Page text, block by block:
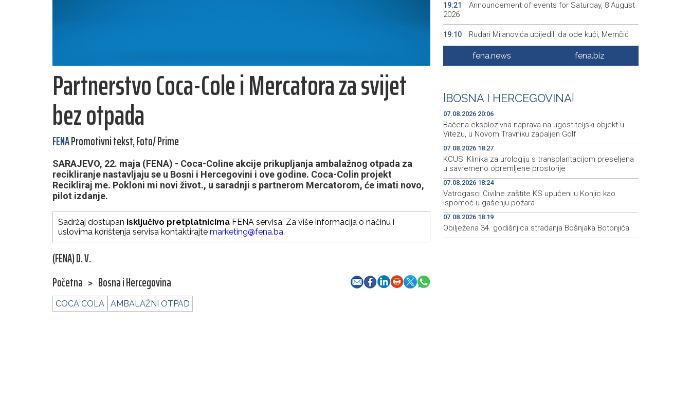
Partnerstvo Coca-Cole i Mercatora za svijet
bez otpada
FENAPromotivni tekst, Foto/ Prime
SARAJEVO, 22. maja (FENA) - Coca-Coline akcije prikupljanja ambalažnog otpada za
recikliranje nastavljaju se u Bosni i Hercegovini i ove godine. Coca-Colin projekt
Recikliraj me. Pokloni mi novi život., u saradnji s partnerom Mercatorom, će imati novo,
pilot izdanje.
Sadržaj dostupan isključivo pretplatnicima FENA servisa. Za više informacija o načinu i
uslovima korištenja servisa kontaktirajte marketing@fena.ba.
(FENA) D. V.
Početna > Bosna i Hercegovina
COCA COLA AMBALAŽNI OTPAD
19:21
Announcement of events for Saturday, 8 August
2026
19:10
Rudari Milanovića ubijedili da ode kući, Memčić
se već ponovo vratio u jamu 'Raspotočje'
Sarajevo Film Festival presents Kinoscope and
19:00 Najave događaja za 8. 8. 2026. godine (subota)
fena.news fena.biz
BOSNA I HERCEGOVINA
07.08.2026 20:06
Bačena eksplozivna naprava na ugostiteljski objekt u
Vitezu, u Novom Travniku zapaljen Golf
07.08.2026 18:27
KCUS: Klinika za urologiju s transplantacijom preseljena
u savremeno opremljene prostorije
07.08.2026 18:24
Vatrogasci Civilne zaštite KS upućeni u Konjic kao
ispomoć u gašenju požara
07.08.2026 18:19
Obilježena 34. godišnjica stradanja Bošnjaka Botonjića